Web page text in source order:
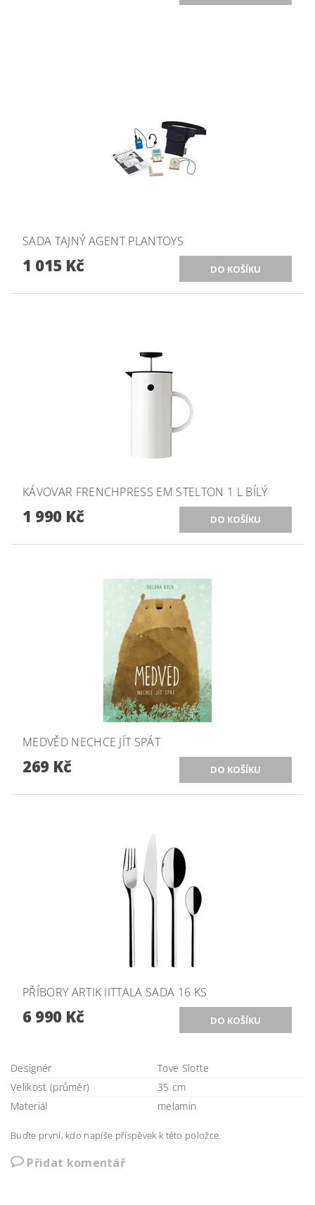
SADA TAJNÝ AGENT PLANTOYS
1 015 Kč
KÁVOVAR FRENCHPRESS EM STELTON 1 L BÍLÝ
1 990 Kč
MEDVĚD NECHCE JÍT SPÁT
269 Kč
PŘÍBORY ARTIK IITTALA SADA 16 KS
6 990 Kč
Designér
Tove Slotte
Velikost (průměr)
35 cm
Materiál
melamin
Buďte první, kdo napíše příspěvek k této položce.
Přidat komentář